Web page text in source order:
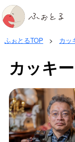
ふぉとるTOP > カッ
カッキ